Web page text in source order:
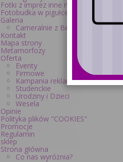
Fotki z imprez inne niż dotąd
Fotobudka w pigułce
Galeria
Cameralnie z Bezpieczny Maluch
Kontakt
Mapa strony
Metamorfozy
Oferta
Eventy
Firmowe
Kampania reklamowa
Studenckie
Urodziny i Dzieci
Wesela
Opinie
Polityka plików "COOKIES"
Promocje
Regulamin
sklep
Strona główna
Co nas wyróżnia?